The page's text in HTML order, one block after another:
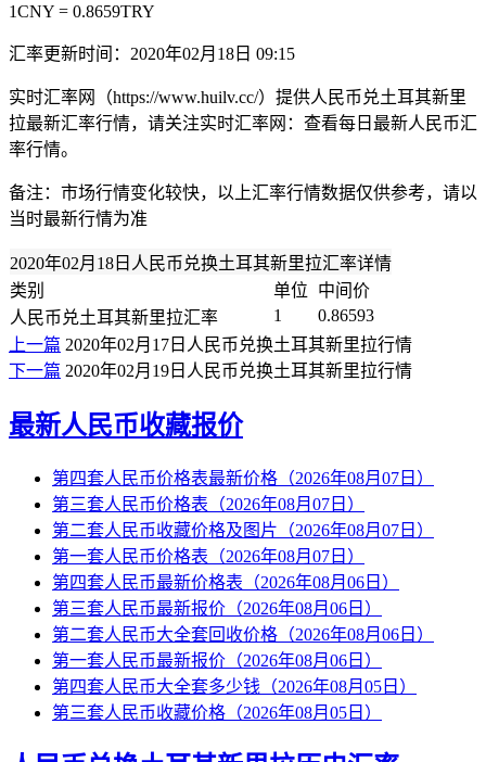
1CNY = 0.8659TRY
汇率更新时间：2020年02月18日 09:15
实时汇率网（https://www.huilv.cc/）提供人民币兑土耳其新里
拉最新汇率行情，请关注实时汇率网：查看每日最新人民币汇
率行情。
备注：市场行情变化较快，以上汇率行情数据仅供参考，请以
当时最新行情为准
2020年02月18日人民币兑换土耳其新里拉汇率详情
类别
单位
中间价
人民币兑土耳其新里拉汇率
1
0.86593
上一篇 2020年02月17日人民币兑换土耳其新里拉行情
下一篇 2020年02月19日人民币兑换土耳其新里拉行情
最新人民币收藏报价
第四套人民币价格表最新价格（2026年08月07日）
第三套人民币价格表（2026年08月07日）
第二套人民币收藏价格及图片（2026年08月07日）
第一套人民币价格表（2026年08月07日）
第四套人民币最新价格表（2026年08月06日）
第三套人民币最新报价（2026年08月06日）
第二套人民币大全套回收价格（2026年08月06日）
第一套人民币最新报价（2026年08月06日）
第四套人民币大全套多少钱（2026年08月05日）
第三套人民币收藏价格（2026年08月05日）